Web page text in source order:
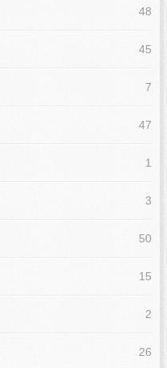
48
45
7
47
1
3
50
15
2
26